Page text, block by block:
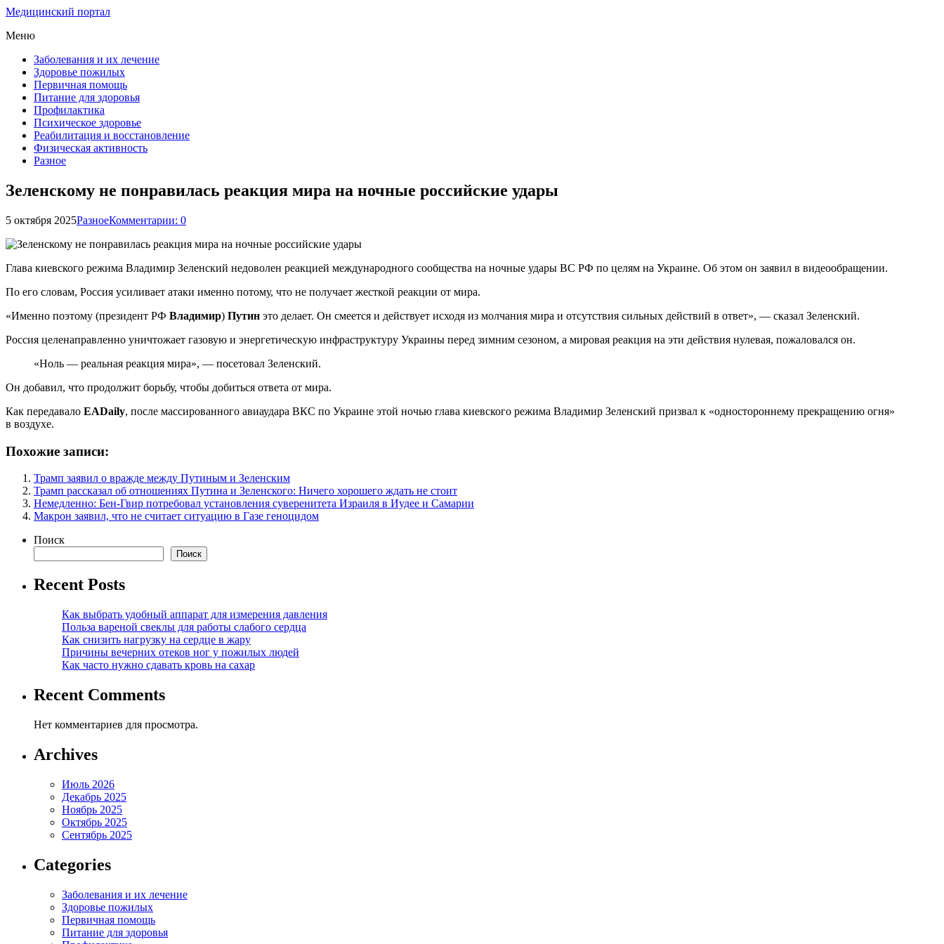
Медицинский портал
Меню
Заболевания и их лечение
Здоровье пожилых
Первичная помощь
Питание для здоровья
Профилактика
Психическое здоровье
Реабилитация и восстановление
Физическая активность
Разное
Зеленскому не понравилась реакция мира на ночные российские удары
5 октября 2025РазноеКомментарии: 0
Глава киевского режима Владимир Зеленский недоволен реакцией международного сообщества на ночные удары ВС РФ по целям на Украине. Об этом он заявил в видеообращении.
По его словам, Россия усиливает атаки именно потому, что не получает жесткой реакции от мира.
«Именно поэтому (президент РФ Владимир) Путин это делает. Он смеется и действует исходя из молчания мира и отсутствия сильных действий в ответ», — сказал Зеленский.
Россия целенаправленно уничтожает газовую и энергетическую инфраструктуру Украины перед зимним сезоном, а мировая реакция на эти действия нулевая, пожаловался он.
«Ноль — реальная реакция мира», — посетовал Зеленский.
Он добавил, что продолжит борьбу, чтобы добиться ответа от мира.
Как передавало EADaily, после массированного авиаудара ВКС по Украине этой ночью глава киевского режима Владимир Зеленский призвал к «одностороннему прекращению огня»
в воздухе.
Похожие записи:
Трамп заявил о вражде между Путиным и Зеленским
Трамп рассказал об отношениях Путина и Зеленского: Ничего хорошего ждать не стоит
Немедленно: Бен-Гвир потребовал установления суверенитета Израиля в Иудее и Самарии
Макрон заявил, что не считает ситуацию в Газе геноцидом
Поиск
Поиск
Recent Posts
Как выбрать удобный аппарат для измерения давления
Польза вареной свеклы для работы слабого сердца
Как снизить нагрузку на сердце в жару
Причины вечерних отеков ног у пожилых людей
Как часто нужно сдавать кровь на сахар
Recent Comments
Нет комментариев для просмотра.
Archives
Июль 2026
Декабрь 2025
Ноябрь 2025
Октябрь 2025
Сентябрь 2025
Categories
Заболевания и их лечение
Здоровье пожилых
Первичная помощь
Питание для здоровья